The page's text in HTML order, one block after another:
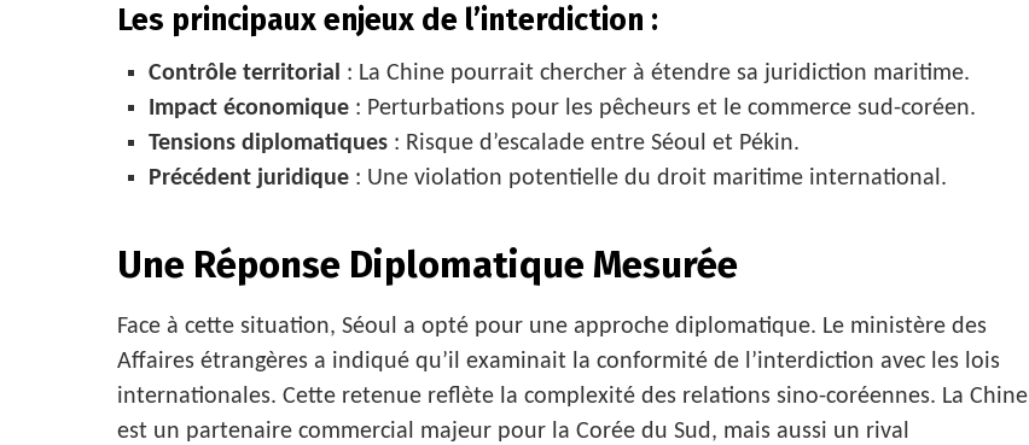
Les principaux enjeux de l’interdiction :
Contrôle territorial : La Chine pourrait chercher à étendre sa juridiction maritime.
Impact économique : Perturbations pour les pêcheurs et le commerce sud-coréen.
Tensions diplomatiques : Risque d’escalade entre Séoul et Pékin.
Précédent juridique : Une violation potentielle du droit maritime international.
Une Réponse Diplomatique Mesurée
Face à cette situation, Séoul a opté pour une approche diplomatique. Le ministère des
Affaires étrangères a indiqué qu’il examinait la conformité de l’interdiction avec les lois
internationales. Cette retenue reflète la complexité des relations sino-coréennes. La Chine
est un partenaire commercial majeur pour la Corée du Sud, mais aussi un rival